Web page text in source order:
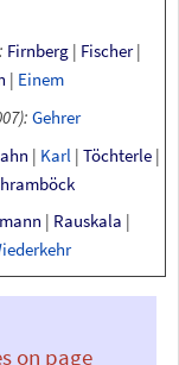
Firnberg | Fischer |
| Einem
Gehrer
| Karl | Töchterle |
| Rauskala |
on page